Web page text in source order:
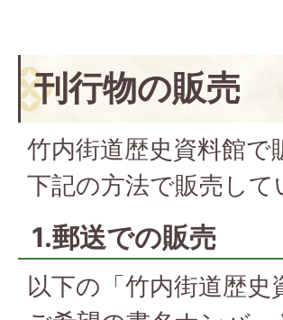
刊行物の販売
竹内街道歴史資料館
下記の方法で販売して
1.郵送での販売
以下の「竹内街道歴